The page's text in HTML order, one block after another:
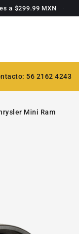
a $299.99 MXN
56 2162 4243
Mini Ram